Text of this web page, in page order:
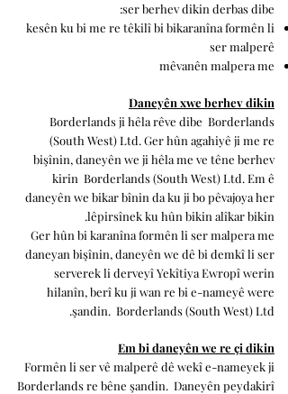
ser berhev dikin derbas dibe:
kesên ku bi me re têkilî bi bikaranîna formên li
ser malperê
mêvanên malpera me
Daneyên xwe berhev dikin
Borderlands ji hêla rêve dibe Borderlands
(South West) Ltd. Ger hûn agahiyê ji me re
bişînin, daneyên we ji hêla me ve têne berhev
kirin Borderlands (South West) Ltd. Em ê
daneyên we bikar bînin da ku ji bo pêvajoya her
lêpirsînek ku hûn bikin alîkar bikin.
Ger hûn bi karanîna formên li ser malpera me
daneyan bişînin, daneyên we dê bi demkî li ser
serverek li derveyî Yekîtiya Ewropî werin
hilanîn, berî ku ji wan re bi e-nameyê were
şandin. Borderlands (South West) Ltd.
Em bi daneyên we re çi dikin
Formên li ser vê malperê dê wekî e-nameyek ji
Borderlands re bêne şandin. Daneyên peydakirî